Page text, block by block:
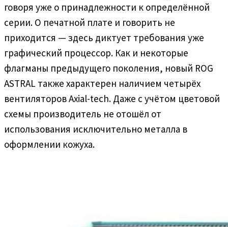
говоря уже о принадлежности к определённой
серии. О печатной плате и говорить не
приходится — здесь диктует требования уже
графический процессор. Как и некоторые
флагманы предыдущего поколения, новый ROG
ASTRAL также характерен наличием четырёх
вентиляторов Axial-tech. Даже с учётом цветовой
схемы производитель не отошёл от
использования исключительно металла в
оформлении кожуха.